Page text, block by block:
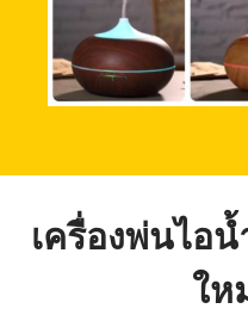
เครื่องพ่นไอ
ให